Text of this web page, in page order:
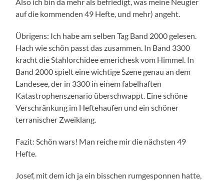
auf die kommenden 49 Hefte, und mehr) angeht.
Übrigens: Ich habe am selben Tag Band 2000 gelesen.
Hach wie schön passt das zusammen. In Band 3300
kracht die Stahlorchidee emerichesk vom Himmel. In
Band 2000 spielt eine wichtige Szene genau an dem
Landesee, der in 3300 in einem fabelhaften
Katastrophenszenario überschwappt. Eine schöne
Verschränkung im Heftehaufen und ein schöner
terranischer Zweiklang.
Fazit: Schön wars! Man reiche mir die nächsten 49
Hefte.
Josef, mit dem ich ja ein bisschen rumgesponnen hatte,